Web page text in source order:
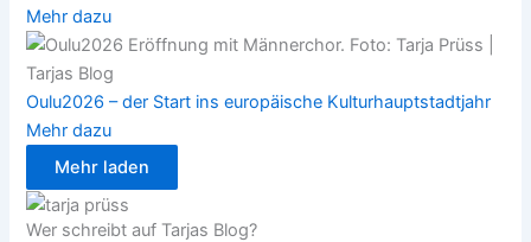
Mehr dazu
Oulu2026 – der Start ins europäische Kulturhauptstadtjahr
Mehr dazu
Mehr laden
Wer schreibt auf Tarjas Blog?